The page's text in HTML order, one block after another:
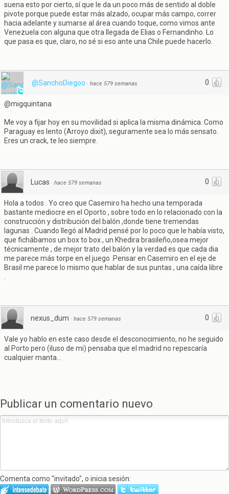
suena esto por cierto, sí que le da un poco más de sentido al doble
pivote porque puede estar más alzado, ocupar más campo, correr
hacia adelante y sumarse al área cuando toque, como vimos ante
Venezuela con alguna que otra llegada de Elias o Fernandinho. Lo
que pasa es que, claro, no sé si eso ante una Chile puede hacerlo.
0
@SanchoDiegoo · hace 579 semanas
@migquintana
Me voy a fijar hoy en su movilidad si aplica la misma dinámica. Como
Paraguay es lento (Arroyo dixit), seguramente sea lo más sensato.
Eres un crack, te leo siempre.
0
Lucas · hace 579 semanas
Hola a todos . Yo creo que Casemiro ha hecho una temporada
bastante mediocre en el Oporto , sobre todo en lo relacionado con la
construcción y distribución del balón ,donde tiene tremendas
lagunas . Cuando llegó al Madrid pensé por lo poco que le había visto,
que fichábamos un box to box , un Khedira brasileño,osea mejor
técnicamente , de mejor trato del balón y la verdad es que cada dia
me parece más torpe en el juego .Pensar en Casemiro en el eje de
Brasil me parece lo mismo que hablar de sus puntas , una caída libre
0
nexus_dum · hace 579 semanas
Vale yo hablo en este caso desde el desconocimiento, no he seguido
al Porto pero (iluso de mi) pensaba que el madrid no repescaría
cualquier manta...
Publicar un comentario nuevo
Comenta como "invitado", o inicia sesión: